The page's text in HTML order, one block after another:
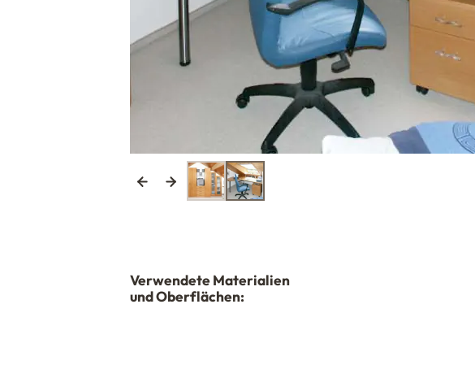
Verwendete Materialien
und Oberflächen: